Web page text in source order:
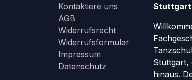
Kontaktiere uns
AGB
Widerrufsrecht
Widerrufsformular
Impressum
Datenschutz
Stuttgart,
hinaus.